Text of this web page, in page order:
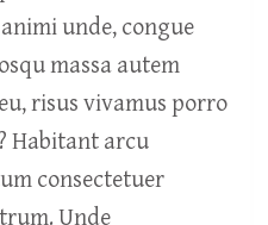
unde, congue
massa autem
risus vivamus porro
Habitant arcu
consectetuer
Unde